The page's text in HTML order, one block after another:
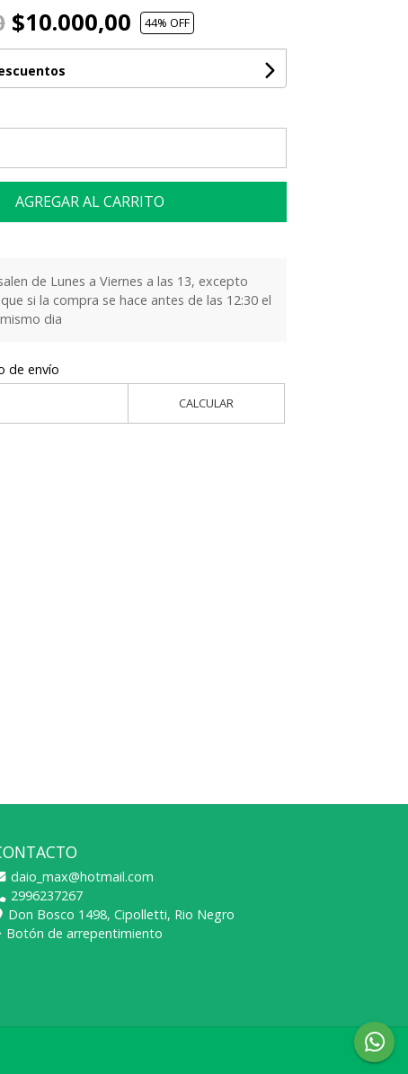
$10.000,00 44% OFF
AGREGAR AL CARRITO
de Lunes a Viernes a las 13, excepto
si la compra se hace antes de las 12:30 el
dia
de envío
CALCULAR
daio_max@hotmail.com
2996237267
Don Bosco 1498, Cipolletti, Rio Negro
Botón de arrepentimiento